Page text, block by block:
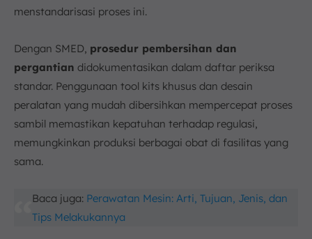
menstandarisasi proses ini.
Dengan SMED, prosedur pembersihan dan
pergantian didokumentasikan dalam daftar periksa
standar. Penggunaan tool kits khusus dan desain
peralatan yang mudah dibersihkan mempercepat proses
sambil memastikan kepatuhan terhadap regulasi,
memungkinkan produksi berbagai obat di fasilitas yang
sama.
Baca juga: Perawatan Mesin: Arti, Tujuan, Jenis, dan
Tips Melakukannya